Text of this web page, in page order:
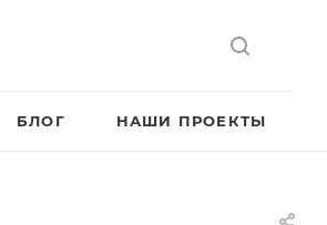
БЛОГ НАШИ ПРОЕКТЫ